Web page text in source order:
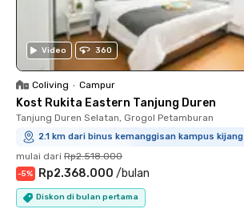
Video 360
Coliving • Campur
Kost Rukita Eastern Tanjung Duren
Tanjung Duren Selatan, Grogol Petamburan
2.1 km dari binus kemanggisan kampus kijang
mulai dari Rp2.518.000
-5% Rp2.368.000 /bulan
Diskon di bulan pertama